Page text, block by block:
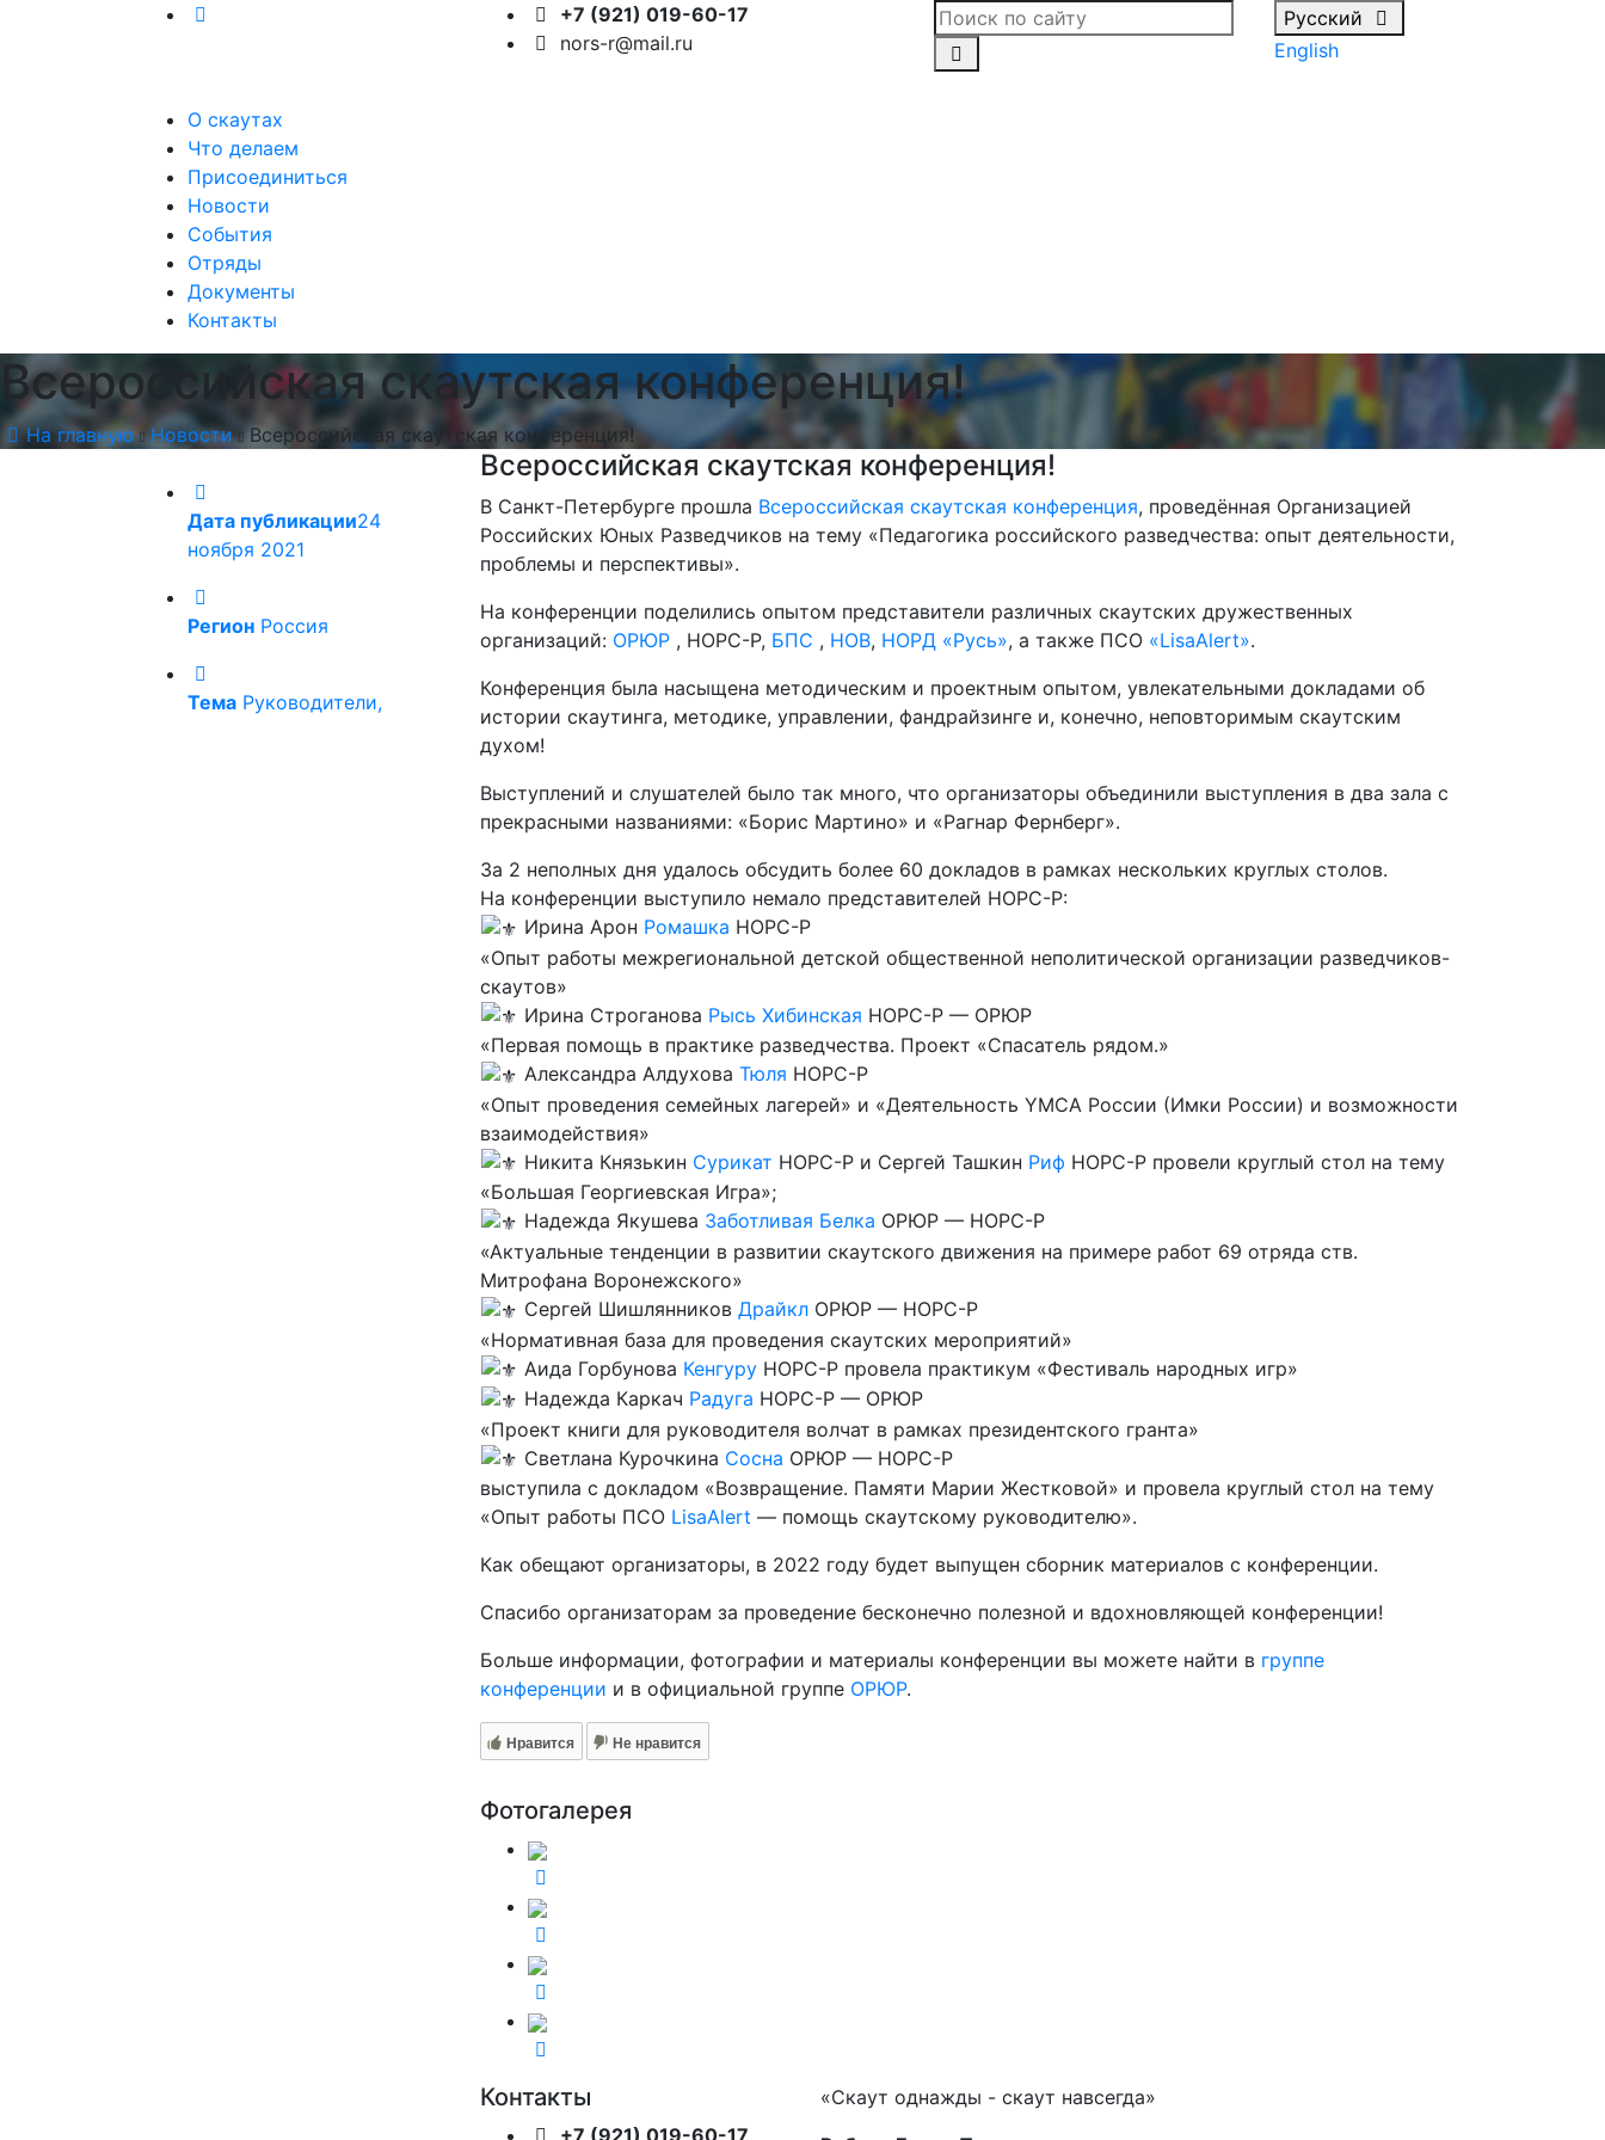
+7 (921) 019-60-17
nors-r@mail.ru
Русский
English
О скаутах
Что делаем
Присоединиться
Новости
События
Отряды
Документы
Контакты
Всероссийская скаутская конференция!
На главную Новости Всероссийская скаутская конференция!
Дата публикации24
ноября 2021
Регион Россия
Тема Руководители,
Всероссийская скаутская конференция!
В Санкт-Петербурге прошла Всероссийская скаутская конференция, проведённая Организацией
Российских Юных Разведчиков на тему «Педагогика российского разведчества: опыт деятельности,
проблемы и перспективы».
На конференции поделились опытом представители различных скаутских дружественных
организаций: ОРЮР , НОРС-Р, БПС , НОВ, НОРД «Русь», а также ПСО «LisaAlert».
Конференция была насыщена методическим и проектным опытом, увлекательными докладами об
истории скаутинга, методике, управлении, фандрайзинге и, конечно, неповторимым скаутским
духом!
Выступлений и слушателей было так много, что организаторы объединили выступления в два зала с
прекрасными названиями: «Борис Мартино» и «Рагнар Фернберг».
За 2 неполных дня удалось обсудить более 60 докладов в рамках нескольких круглых столов.
На конференции выступило немало представителей НОРС-Р:
Ирина Арон Ромашка НОРС-Р
«Опыт работы межрегиональной детской общественной неполитической организации разведчиков-
скаутов»
Ирина Строганова Рысь Хибинская НОРС-Р — ОРЮР
«Первая помощь в практике разведчества. Проект «Спасатель рядом.»
Александра АлдуховаТюля НОРС-Р
«Опыт проведения семейных лагерей» и «Деятельность YMCA России (Имки России) и возможности
взаимодействия»
Никита Князькин Сурикат НОРС-Р и Сергей Ташкин Риф НОРС-Р провели круглый стол на тему
«Большая Георгиевская Игра»;
Надежда Якушева Заботливая Белка ОРЮР — НОРС-Р
«Актуальные тенденции в развитии скаутского движения на примере работ 69 отряда ств.
Митрофана Воронежского»
Сергей ШишлянниковДрайкл ОРЮР — НОРС-Р
«Нормативная база для проведения скаутских мероприятий»
Аида Горбунова Кенгуру НОРС-Р провела практикум «Фестиваль народных игр»
Надежда Каркач Радуга НОРС-Р — ОРЮР
«Проект книги для руководителя волчат в рамках президентского гранта»
Светлана Курочкина Сосна ОРЮР — НОРС-Р
выступила с докладом «Возвращение. Памяти Марии Жестковой» и провела круглый стол на тему
«Опыт работы ПСО LisaAlert — помощь скаутскому руководителю».
Как обещают организаторы, в 2022 году будет выпущен сборник материалов с конференции.
Спасибо организаторам за проведение бесконечно полезной и вдохновляющей конференции!
Больше информации, фотографии и материалы конференции вы можете найти в группе
конференции и в официальной группе ОРЮР.
Нравится Не нравится
Фотогалерея
Контакты
«Скаут однажды - скаут навсегда»